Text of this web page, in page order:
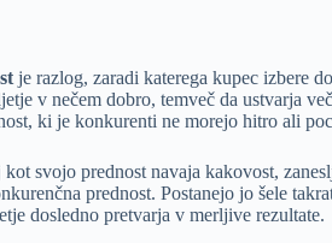
je razlog, zaradi katerega kupec izbere
v nečem dobro, temveč da ustvarja
ki je konkurenti ne morejo hitro ali
svojo prednost navaja kakovost,
prednost. Postanejo jo šele
dosledno pretvarja v merljive rezultate.